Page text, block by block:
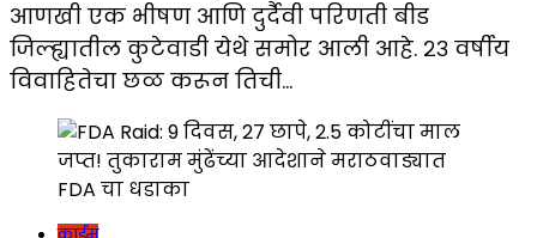
आणखी एक भीषण आणि दुर्दैवी परिणती बीड
जिल्ह्यातील कुटेवाडी येथे समोर आली आहे. २३ वर्षीय
विवाहितेचा छळ करून तिची…